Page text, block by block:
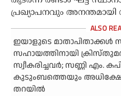
പ്രഖ്യാപനവും
ഇയാളുടെ മാതാപിതാക്കള്‍
സഹായത്തിനായി
സ്വീകരിച്ചവര്‍; സണ്ണി എം.
കുടുംബത്തെയും
തറയില്‍